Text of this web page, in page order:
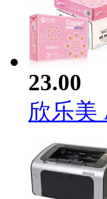
23.00
欣乐美